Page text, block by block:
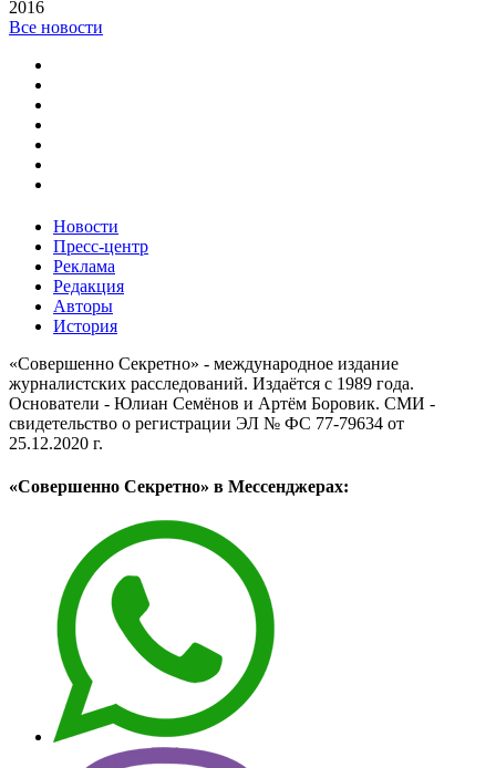
2016
Все новости
Новости
Пресс-центр
Реклама
Редакция
Авторы
История
«Совершенно Секретно» - международное издание
журналистских расследований. Издаётся с 1989 года.
Основатели - Юлиан Семёнов и Артём Боровик. CМИ -
свидетельство о регистрации ЭЛ № ФС 77-79634 от
25.12.2020 г.
«Совершенно Секретно» в Мессенджерах: